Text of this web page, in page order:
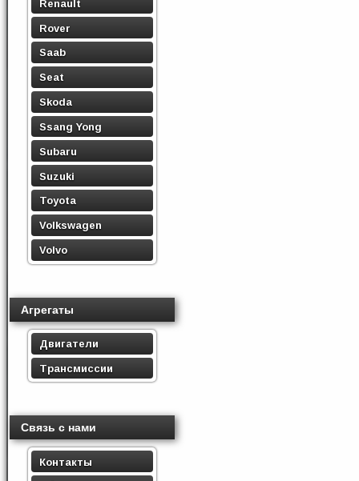
Renault
Rover
Saab
Seat
Skoda
Ssang Yong
Subaru
Suzuki
Toyota
Volkswagen
Volvo
Агрегаты
Двигатели
Трансмиссии
Связь с нами
Контакты